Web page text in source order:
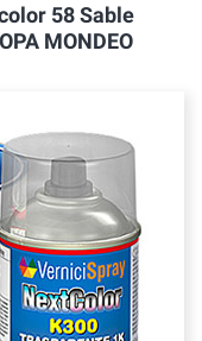
58 Sable
MONDEO